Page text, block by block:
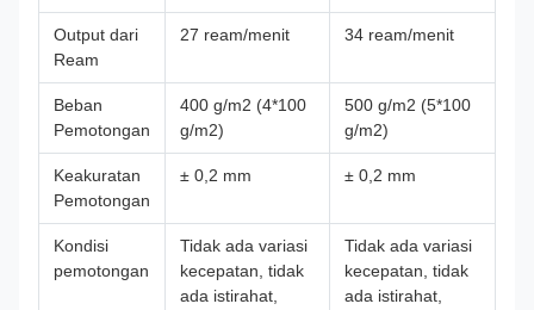
Output dari
Ream
27 ream/menit 34 ream/menit
Beban
Pemotongan
400 g/m2 (4*100
g/m2)
500 g/m2 (5*100
g/m2)
Keakuratan
Pemotongan
± 0,2 mm ± 0,2 mm
Kondisi
pemotongan
Tidak ada variasi
kecepatan, tidak
ada istirahat,
Tidak ada variasi
kecepatan, tidak
ada istirahat,